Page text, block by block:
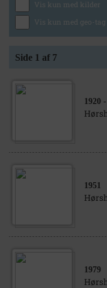
Vis kun med kilder
Vis kun med geo-tag
Side 1 af 7
1920
1951
1979